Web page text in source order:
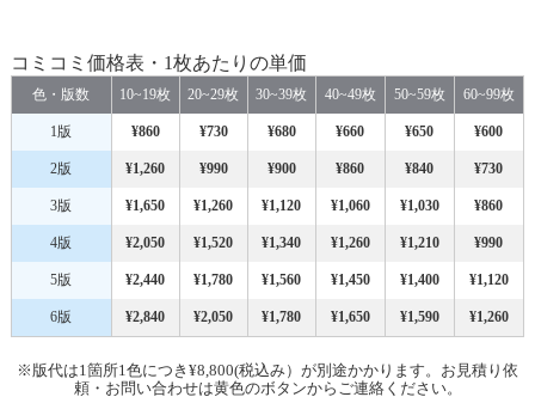
コミコミ価格表・1枚あたりの単価
色・版数 10~19枚 20~29枚 30~39枚 40~49枚 50~59枚 60~99枚
1版 ¥860 ¥730 ¥680 ¥660 ¥650 ¥600
2版 ¥1,260 ¥990 ¥900 ¥860 ¥840 ¥730
3版 ¥1,650 ¥1,260 ¥1,120 ¥1,060 ¥1,030 ¥860
4版 ¥2,050 ¥1,520 ¥1,340 ¥1,260 ¥1,210 ¥990
5版 ¥2,440 ¥1,780 ¥1,560 ¥1,450 ¥1,400 ¥1,120
6版 ¥2,840 ¥2,050 ¥1,780 ¥1,650 ¥1,590 ¥1,260
※版代は1箇所1色につき¥8,800(税込み）が別途かかります。お見積り依
頼・お問い合わせは黄色のボタンからご連絡ください。